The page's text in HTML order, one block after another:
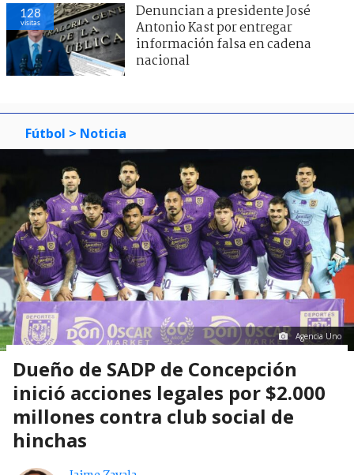
128
visitas
Denuncian a presidente José
Antonio Kast por entregar
información falsa en cadena
nacional
Fútbol > Noticia
Agencia Uno
Dueño de SADP de Concepción
inició acciones legales por $2.000
millones contra club social de
hinchas